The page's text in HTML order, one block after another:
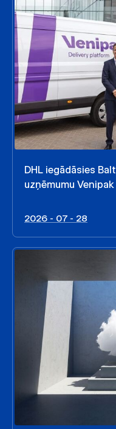
DHL iegādāsies
uzņēmumu Venipak
2026 - 07 - 28